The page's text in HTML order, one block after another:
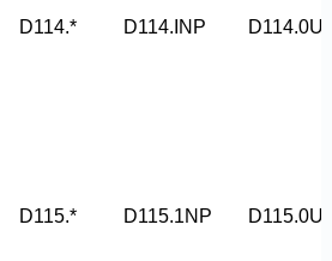
D114.* D114.INP
D115.* D115.1NP